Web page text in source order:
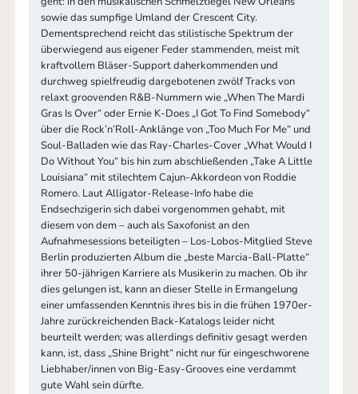
sowie das sumpfige Umland der Crescent City.
Dementsprechend reicht das stilistische Spektrum der
überwiegend aus eigener Feder stammenden, meist mit
kraftvollem Bläser-Support daherkommenden und
durchweg spielfreudig dargebotenen zwölf Tracks von
relaxt groovenden R&B-Nummern wie „When The Mardi
Gras Is Over“ oder Ernie K-Does „I Got To Find Somebody“
über die Rock’n’Roll-Anklänge von „Too Much For Me“ und
Soul-Balladen wie das Ray-Charles-Cover „What Would I
Do Without You“ bis hin zum abschließenden „Take A Little
Louisiana“ mit stilechtem Cajun-Akkordeon von Roddie
Romero. Laut Alligator-Release-Info habe die
Endsechzigerin sich dabei vorgenommen gehabt, mit
diesem von dem – auch als Saxofonist an den
Aufnahmesessions beteiligten – Los-Lobos-Mitglied Steve
Berlin produzierten Album die „beste Marcia-Ball-Platte“
ihrer 50-jährigen Karriere als Musikerin zu machen. Ob ihr
dies gelungen ist, kann an dieser Stelle in Ermangelung
einer umfassenden Kenntnis ihres bis in die frühen 1970er-
Jahre zurückreichenden Back-Katalogs leider nicht
beurteilt werden; was allerdings definitiv gesagt werden
kann, ist, dass „Shine Bright“ nicht nur für eingeschworene
Liebhaber/innen von Big-Easy-Grooves eine verdammt
gute Wahl sein dürfte.